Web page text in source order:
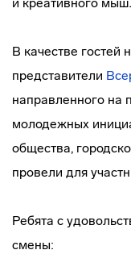
В качестве гостей
представители
направленного на
молодежных
общества,
провели для
Ребята с
смены: